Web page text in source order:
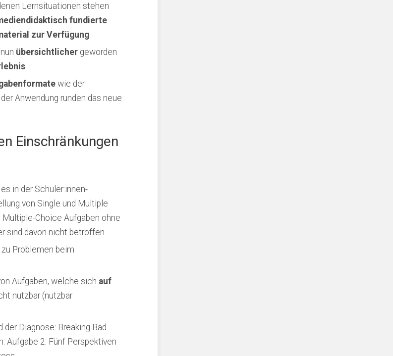
Lernsituationen stehen
fundierte
zur Verfügung
übersichtlicher geworden
wie der
Anwendung runden das neue
Einschränkungen
in der Schüler:innen-
von Single und Multiple
Choice Aufgaben ohne
sind davon nicht betroffen.
Problemen beim
Aufgaben, welche sich auf
nutzbar (nutzbar
Diagnose: Breaking Bad
Aufgabe 2: Fünf Perspektiven